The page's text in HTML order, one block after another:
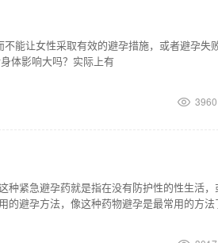
能让女性采取有效的避孕措施，或者避孕失
体影响大吗？实际上有
3960
种紧急避孕药就是指在没有防护性的性生活
的避孕方法，像这种药物避孕是最常用的方法